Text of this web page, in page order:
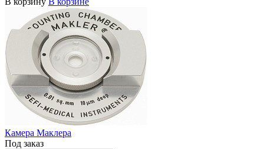
Камера Маклера
Под заказ